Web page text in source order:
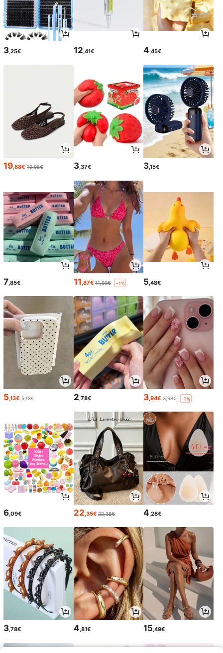
3,25€ 12,41€ 4,45€
19,88€ 19,98€ 3,37€ 3,15€
7 ,85€ 11 ,87€ 11,99€ -1% 5 ,48€
5,13€ 5,18€ 2,78€ 3,94€ 3,98€ -1%
6,09€ 22,35€ 22,38€ 4,28€
3,78€ 4,81€ 15,49€